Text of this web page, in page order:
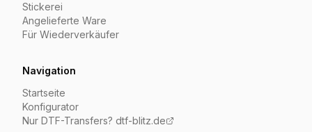
Stickerei
Angelieferte Ware
Für Wiederverkäufer
Navigation
Startseite
Konfigurator
Nur DTF-Transfers? dtf-blitz.de